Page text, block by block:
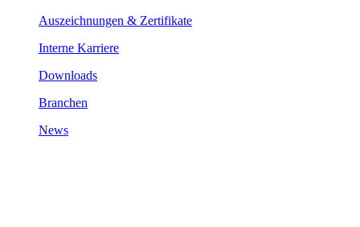
Auszeichnungen & Zertifikate
Interne Karriere
Downloads
Branchen
News